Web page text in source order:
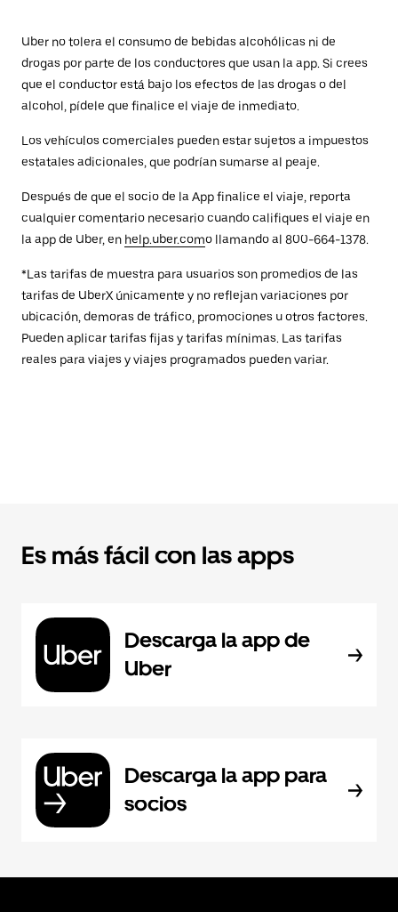
Uber no tolera el consumo de bebidas alcohólicas ni de
drogas por parte de los conductores que usan la app. Si crees
que el conductor está bajo los efectos de las drogas o del
alcohol, pídele que finalice el viaje de inmediato.
Los vehículos comerciales pueden estar sujetos a impuestos
estatales adicionales, que podrían sumarse al peaje.
Después de que el socio de la App finalice el viaje, reporta
cualquier comentario necesario cuando califiques el viaje en
la app de Uber, en help.uber.como llamando al 800-664-1378.
*Las tarifas de muestra para usuarios son promedios de las
tarifas de UberX únicamente y no reflejan variaciones por
ubicación, demoras de tráfico, promociones u otros factores.
Pueden aplicar tarifas fijas y tarifas mínimas. Las tarifas
reales para viajes y viajes programados pueden variar.
Es más fácil con las apps
Descarga la app de
Uber
Descarga la app para
socios